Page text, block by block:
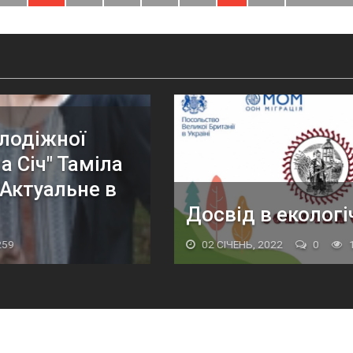
проекті.
Найбрудніша
Франківської
20 ГРУДЕНЬ, 2021 0